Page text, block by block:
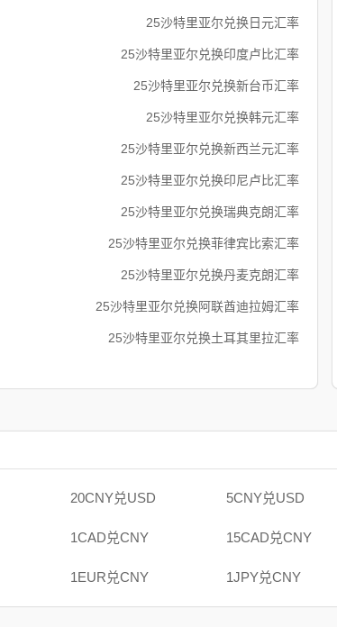
25沙特里亚尔兑换日元汇率
25沙特里亚尔兑换印度卢比汇率
25沙特里亚尔兑换新台币汇率
25沙特里亚尔兑换韩元汇率
25沙特里亚尔兑换新西兰元汇率
25沙特里亚尔兑换印尼卢比汇率
25沙特里亚尔兑换瑞典克朗汇率
25沙特里亚尔兑换菲律宾比索汇率
25沙特里亚尔兑换丹麦克朗汇率
25沙特里亚尔兑换阿联酋迪拉姆汇率
25沙特里亚尔兑换土耳其里拉汇率
20CNY兑USD 5CNY兑USD
1CAD兑CNY 15CAD兑CNY
1EUR兑CNY 1JPY兑CNY